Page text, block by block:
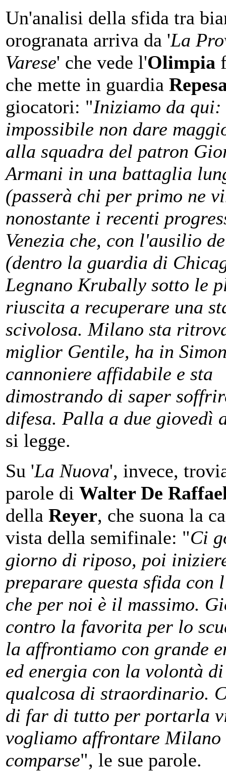
Un'analisi della sfida tra
orogranata arriva da 'La
Varese' che vede l'Olimpia
che mette in guardia
giocatori: "Iniziamo da qui:
impossibile non dare
alla squadra del patron
Armani in una battaglia
(passerà chi per primo ne
nonostante i recenti
Venezia che, con l'ausilio
(dentro la guardia di
Legnano Krubally sotto le
riuscita a recuperare una
scivolosa. Milano sta
miglior Gentile, ha in
cannoniere affidabile e sta
dimostrando di saper
difesa. Palla a due giovedì
si legge.
Su 'La Nuova', invece,
parole di Walter De
della Reyer, che suona la
vista della semifinale: "Ci
giorno di riposo, poi
preparare questa sfida con
che per noi è il massimo.
contro la favorita per lo
la affrontiamo con grande
ed energia con la volontà
qualcosa di straordinario.
di far di tutto per portarla
vogliamo affrontare Milano
comparse", le sue parole.